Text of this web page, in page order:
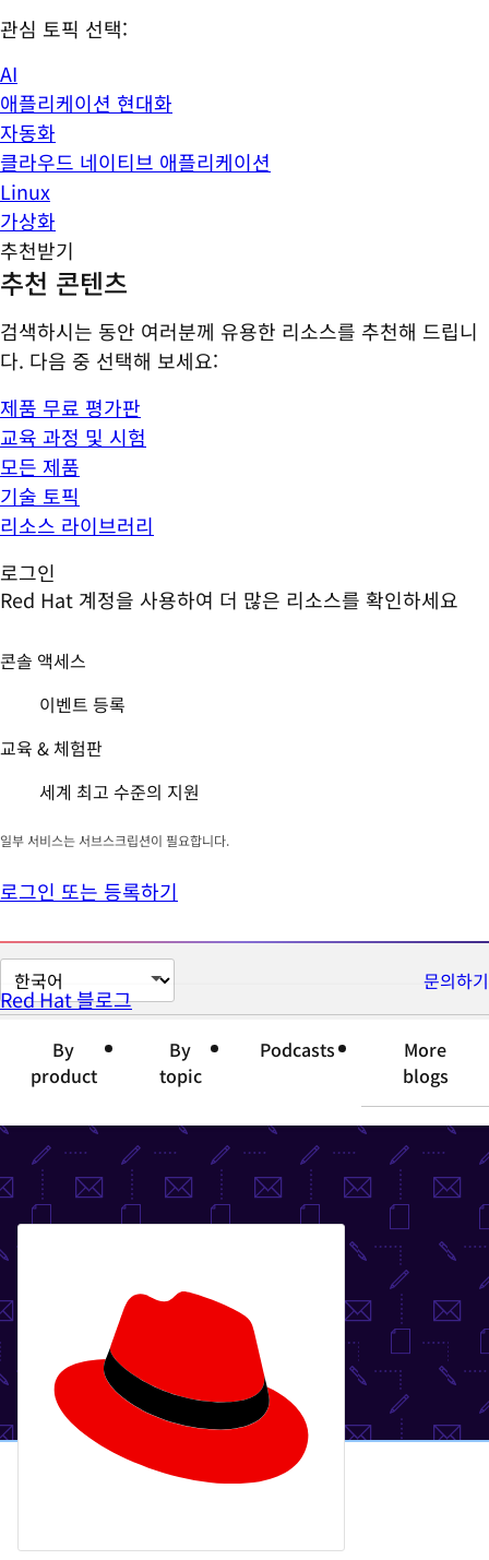
관심 토픽 선택:
AI
애플리케이션 현대화
자동화
클라우드 네이티브 애플리케이션
Linux
가상화
추천받기
추천 콘텐츠
검색하시는 동안 여러분께 유용한 리소스를 추천해 드립니
다. 다음 중 선택해 보세요:
제품 무료 평가판
교육 과정 및 시험
모든 제품
기술 토픽
리소스 라이브러리
로그인
Red Hat 계정을 사용하여 더 많은 리소스를 확인하세요
콘솔 액세스
이벤트 등록
교육 & 체험판
세계 최고 수준의 지원
일부 서비스는 서브스크립션이 필요합니다.
로그인 또는 등록하기
페
이
변
문의하기
Red Hat 블로그
By
product
By
topic
Podcasts
More
blogs